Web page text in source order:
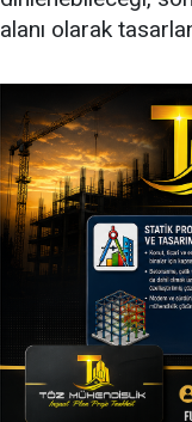
alanı olarak